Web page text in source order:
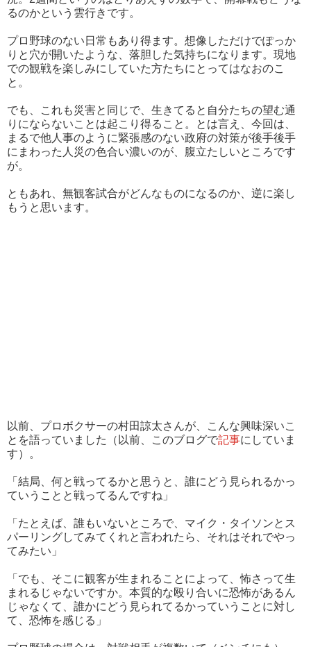
るのかという雲行きです。
プロ野球のない日常もあり得ます。想像しただけでぽっか
りと穴が開いたような、落胆した気持ちになります。現地
での観戦を楽しみにしていた方たちにとってはなおのこ
と。
でも、これも災害と同じで、生きてると自分たちの望む通
りにならないことは起こり得ること。とは言え、今回は、
まるで他人事のように緊張感のない政府の対策が後手後手
にまわった人災の色合い濃いのが、腹立たしいところです
が。
ともあれ、無観客試合がどんなものになるのか、逆に楽し
もうと思います。
以前、プロボクサーの村田諒太さんが、こんな興味深いこ
とを語っていました（以前、このブログで記事にしていま
す）。
「結局、何と戦ってるかと思うと、誰にどう見られるかっ
ていうことと戦ってるんですね」
「たとえば、誰もいないところで、マイク・タイソンとス
パーリングしてみてくれと言われたら、それはそれでやっ
てみたい」
「でも、そこに観客が生まれることによって、怖さって生
まれるじゃないですか。本質的な殴り合いに恐怖があるん
じゃなくて、誰かにどう見られてるかっていうことに対し
て、恐怖を感じる」